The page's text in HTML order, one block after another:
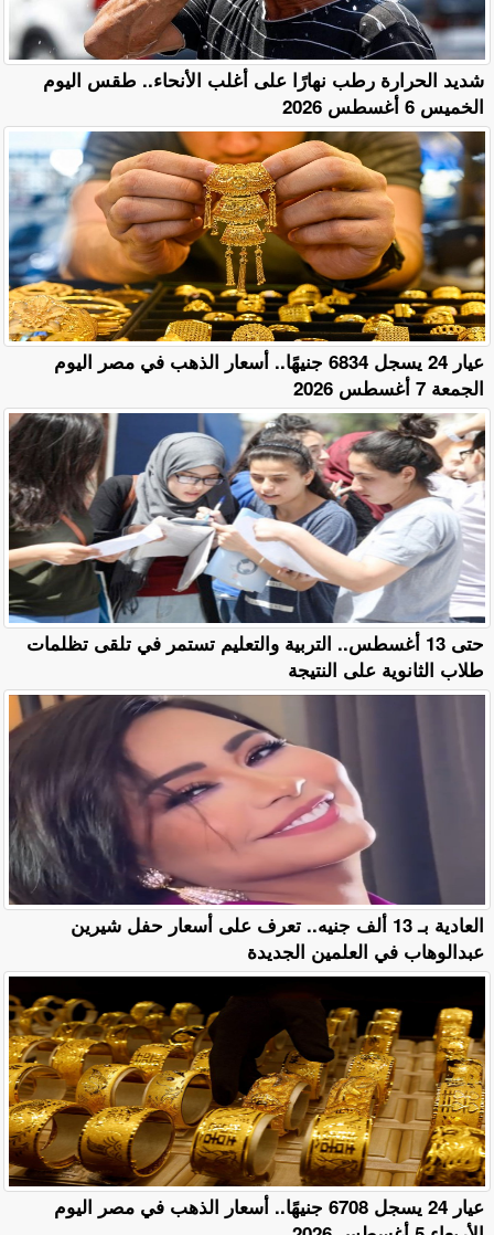
​شديد الحرارة رطب نهارًا على أغلب الأنحاء.. طقس اليوم
الخميس 6 أغسطس 2026
عيار 24 يسجل 6834 جنيهًا.. أسعار الذهب في مصر اليوم
الجمعة 7 أغسطس 2026
حتى 13 أغسطس.. التربية والتعليم تستمر في تلقى تظلمات
طلاب الثانوية على النتيجة
العادية بـ 13 ألف جنيه.. تعرف على أسعار حفل شيرين
عبدالوهاب في العلمين الجديدة
عيار 24 يسجل 6708 جنيهًا.. أسعار الذهب في مصر اليوم